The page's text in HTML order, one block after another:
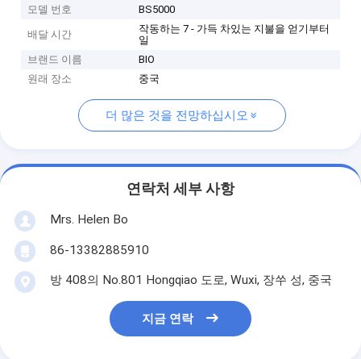
모델 번호
BS5000
배달 시간
작동하는 7 - 가득 차있는 지불을 얻기부터
일
브랜드 이름
BIO
원래 장소
중국
더 많은 것을 전망하십시오
연락처 세부 사항
Mrs. Helen Bo
86-13382885910
방 408의 No.801 Hongqiao 도로, Wuxi, 장쑤 성, 중국
지금 연락